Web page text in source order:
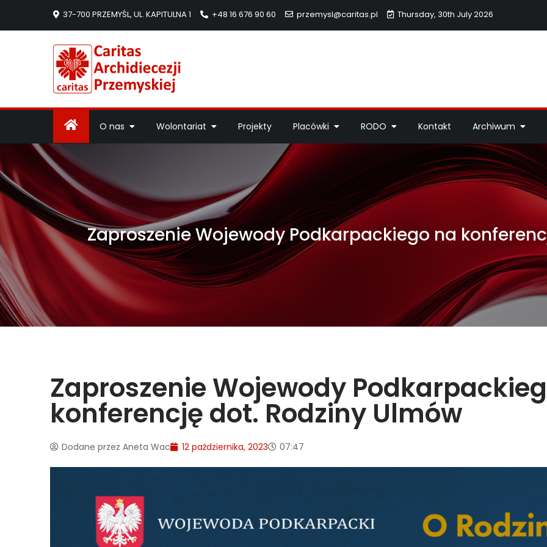
37-700 PRZEMYŚL, UL. KAPITULNA 1 +48 16 676 90 60 przemysl@caritas.pl Thursday, 30th July 2026
O nas Wolontariat Projekty Placówki RODO Kontakt Archiwum
Zaproszenie Wojewody Podkarpackiego na
Zaproszenie Wojewody
konferencję dot. Rodziny Ulmów
Dodane przez Aneta Wac 12 października, 2023 07:47